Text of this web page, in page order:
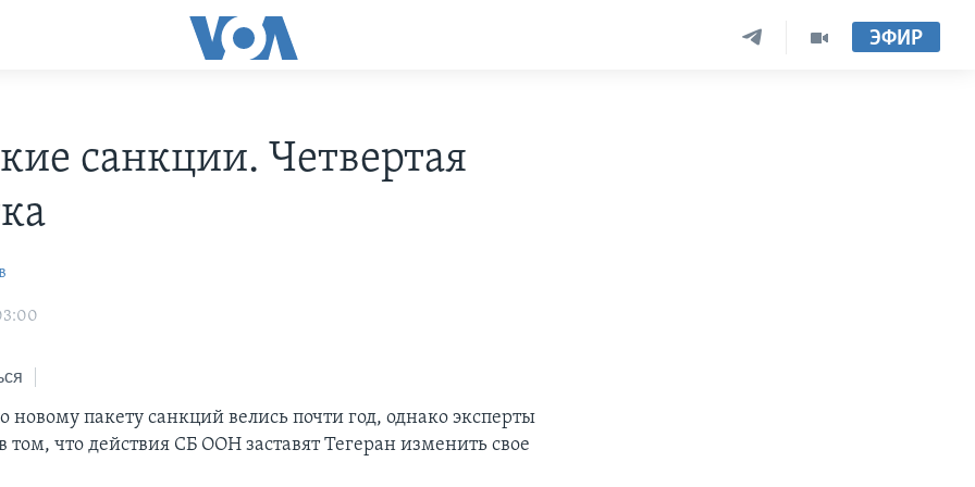
ЭФИР
санкции. Четвертая
новому пакету санкций велись почти год, однако эксперты
том, что действия СБ ООН заставят Тегеран изменить свое